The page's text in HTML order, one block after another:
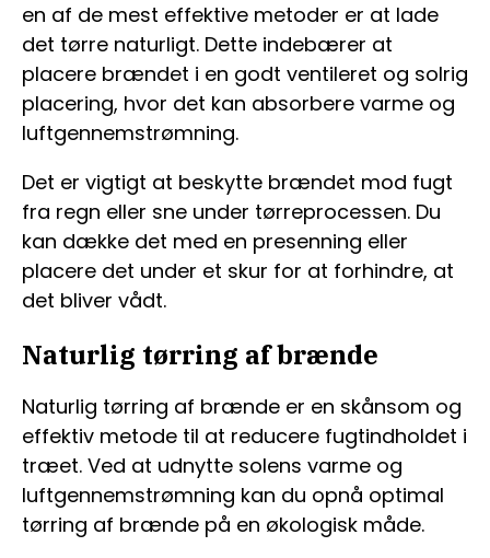
en af de mest effektive metoder er at lade
det tørre naturligt. Dette indebærer at
placere brændet i en godt ventileret og solrig
placering, hvor det kan absorbere varme og
luftgennemstrømning.
Det er vigtigt at beskytte brændet mod fugt
fra regn eller sne under tørreprocessen. Du
kan dække det med en presenning eller
placere det under et skur for at forhindre, at
det bliver vådt.
Naturlig tørring af brænde
Naturlig tørring af brænde er en skånsom og
effektiv metode til at reducere fugtindholdet i
træet. Ved at udnytte solens varme og
luftgennemstrømning kan du opnå optimal
tørring af brænde på en økologisk måde.